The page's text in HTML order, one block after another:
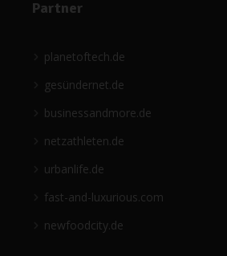
Partner
planetoftech.de
gesündernet.de
businessandmore.de
netzathleten.de
urbanlife.de
fast-and-luxurious.com
newfoodcity.de